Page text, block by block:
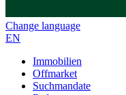
Change language
EN
Immobilien
Offmarket
Suchmandate